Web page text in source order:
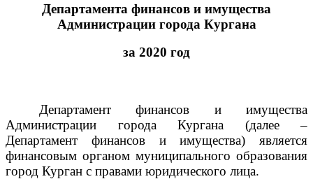
Департамента финансов и имущества
Администрации города Кургана
за 2020 год
Департамент финансов и имущества
Администрации города Кургана (далее –
Департамент финансов и имущества) является
финансовым органом муниципального образования
город Курган с правами юридического лица.